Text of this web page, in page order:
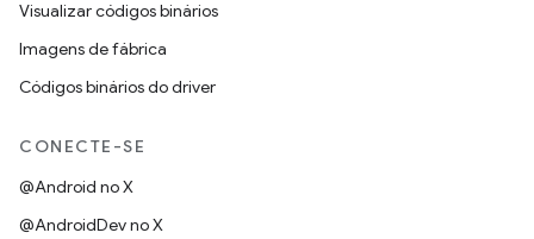
Visualizar códigos binários
Imagens de fábrica
Códigos binários do driver
CONECTE-SE
@Android no X
@AndroidDev no X